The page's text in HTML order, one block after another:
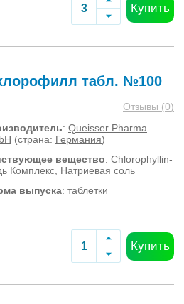
Купить
табл. №100
Отзывы (0)
: Queisser Pharma
(страна: Германия)
вещество: Chlorophyllin-
Комплекс, Натриевая соль
выпуска: таблетки
Купить